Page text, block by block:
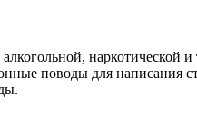
наркотической
поводы для написания